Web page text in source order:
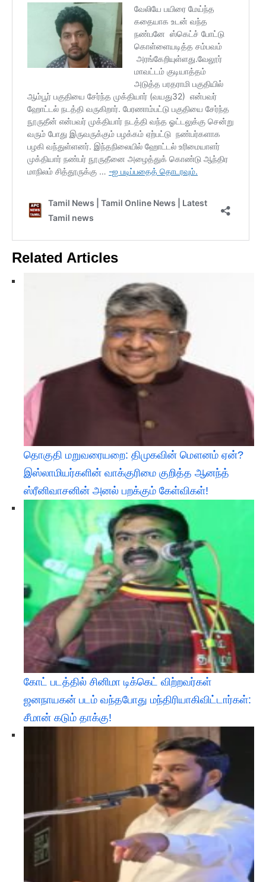
Related Articles
​தொகுதி மறுவரையறை: திமுகவின் மௌனம் ஏன்?
இஸ்லாமியர்களின் வாக்குரிமை குறித்த ஆனந்த்
ஸ்ரீனிவாசனின் அனல் பறக்கும் கேள்விகள்!
கோட் படத்தில் சினிமா டிக்கெட் விற்றவர்கள்
ஜனநாயகன் படம் வந்தபோது மந்திரியாகிவிட்டார்கள்:
சீமான் கடும் தாக்கு!